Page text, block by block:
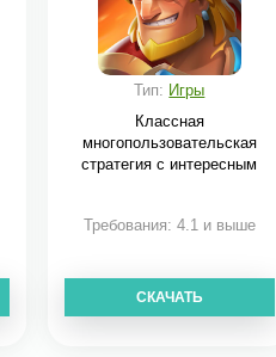
Тип: Игры
Классная
многопользовательская
стратегия с интересным
Требования: 4.1 и выше
СКАЧАТЬ